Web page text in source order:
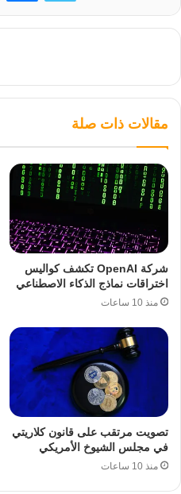
مقالات ذات صلة
شركة OpenAI تكشف كواليس
اختراقات نماذج الذكاء الاصطناعي
منذ 10 ساعات
تصويت مرتقب على قانون كلاريتي
في مجلس الشيوخ الأمريكي
منذ 10 ساعات